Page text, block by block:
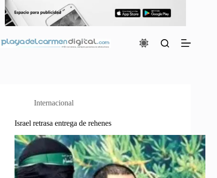
contenido
Internacional
Israel retrasa entrega de rehenes